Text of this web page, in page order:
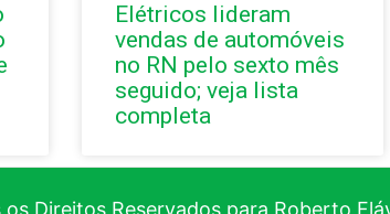
Elétricos lideram
vendas de automóveis
no RN pelo sexto mês
seguido; veja lista
completa